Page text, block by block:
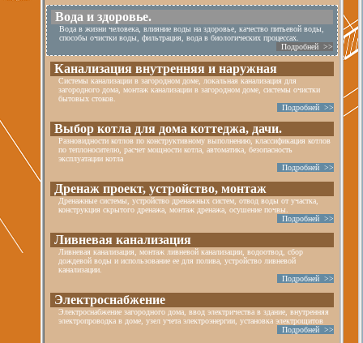
Вода и здоровье.
Вода в жизни человека, влияние воды на здоровье, качество питьевой воды,
способы очистки воды, фильтрация, вода в биологических процессах.
Подробней >>
Канализация внутренняя и наружная
Системы канализации в загородном доме, локальная канализация для
загородного дома, монтаж канализации в загородном доме, системы очистки
бытовых стоков.
Подробней >>
Выбор котла для дома коттеджа, дачи.
Разновидности котлов по конструктивному выполнению, классификация котлов
по теплоносителю, расчет мощности котла, автоматика, безопасность
эксплуатации котла
Подробней >>
Дренаж проект, устройство, монтаж
Дренажные системы, устройство дренажных систем, отвод воды от участка,
конструкция скрытого дренажа, монтаж дренажа, осушение почвы.
Подробней >>
Ливневая канализация
Ливневая канализация, монтаж ливневой канализации, водоотвод, сбор
дождевой воды и использование ее для полива, устройство ливневой
канализации.
Подробней >>
Электроснабжение
Электроснабжение загородного дома, ввод электричества в здание, внутренняя
электропроводка в доме, узел учета электроэнергии, установка электрощитов
Подробней >>